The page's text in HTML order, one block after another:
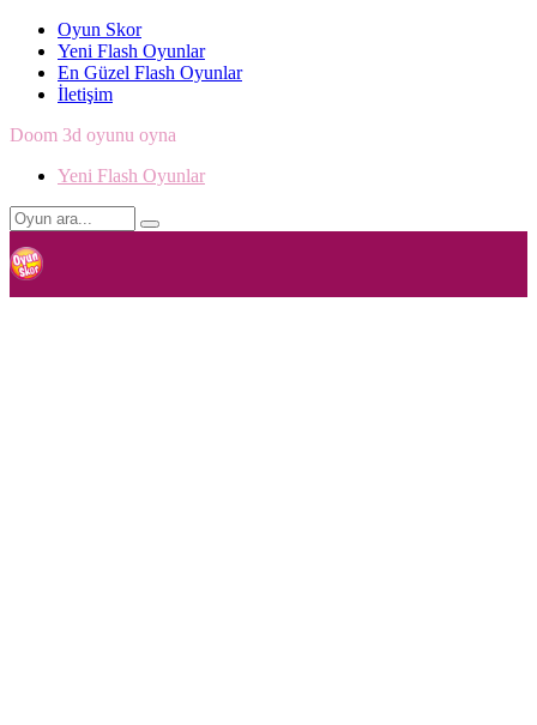
Oyun Skor
Yeni Flash Oyunlar
En Güzel Flash Oyunlar
İletişim
Doom 3d oyunu oyna
Yeni Flash Oyunlar